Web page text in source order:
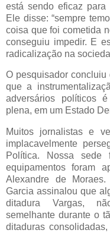
está sendo eficaz para
Ele disse: “sempre
coisa que foi cometida
conseguiu impedir. E
radicalização na
O pesquisador concluiu
que a
adversários políticos
plena, em um Estado
Muitos jornalistas e
implacavelmente
Política. Nossa
equipamentos foram
Alexandre de
Garcia assinalou que
ditadura Vargas,
semelhante durante o
ditaduras